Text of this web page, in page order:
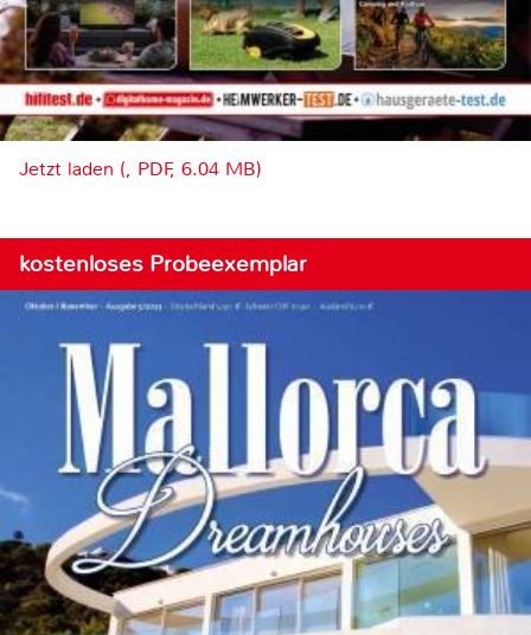
Jetzt laden (, PDF, 6.04 MB)
kostenloses Probeexemplar